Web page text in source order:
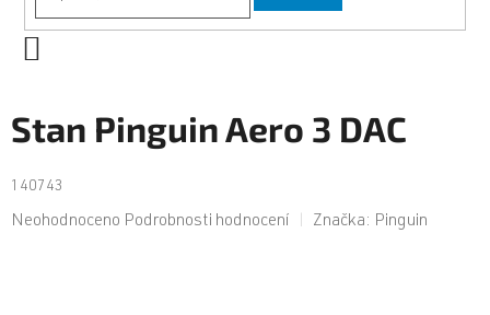
Stan Pinguin Aero 3 DAC
140743
Průměrné
Neohodnoceno Podrobnosti hodnocení Značka: Pinguin